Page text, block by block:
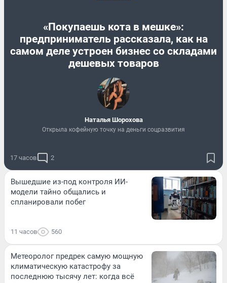
«Покупаешь кота в мешке»:
предприниматель рассказала, как на
самом деле устроен бизнес со складами
дешевых товаров
Наталья Шорохова
Открыла кофейную точку на деньги соцразвития
17 часов 2
Вышедшие из-под контроля ИИ-
модели тайно общались и
спланировали побег
11 часов 560
Метеоролог предрек самую мощную
климатическую катастрофу за
последнюю тысячу лет: когда всё